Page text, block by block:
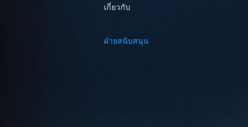
เกี่ยวกับ
ฝ่ายสนับสนุน